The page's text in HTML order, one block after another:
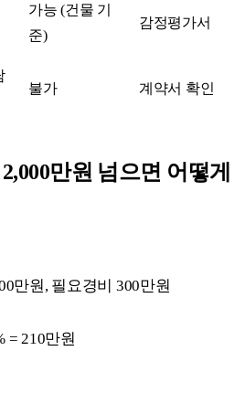
가능 (건물 기
준)
감정평가서
불가 계약서 확인
만원 넘으면 어떻게
만원, 필요경비 300만원
= 210만원